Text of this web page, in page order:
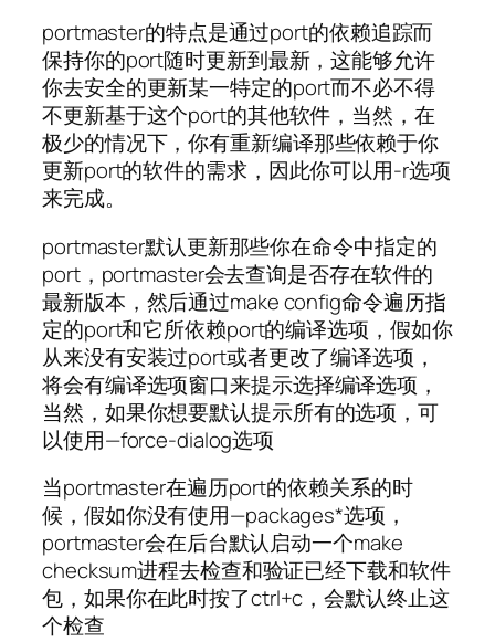
portmaster的特点是通过port的依赖追踪而
保持你的port随时更新到最新，这能够允许
你去安全的更新某一特定的port而不必不得
不更新基于这个port的其他软件，当然，在
极少的情况下，你有重新编译那些依赖于你
更新port的软件的需求，因此你可以用-r选项
来完成。
portmaster默认更新那些你在命令中指定的
port，portmaster会去查询是否存在软件的
最新版本，然后通过make config命令遍历指
定的port和它所依赖port的编译选项，假如你
从来没有安装过port或者更改了编译选项，
将会有编译选项窗口来提示选择编译选项，
当然，如果你想要默认提示所有的选项，可
以使用—force-dialog选项
当portmaster在遍历port的依赖关系的时
候，假如你没有使用—packages*选项，
portmaster会在后台默认启动一个make
checksum进程去检查和验证已经下载和软件
包，如果你在此时按了ctrl+c，会默认终止这
个检查